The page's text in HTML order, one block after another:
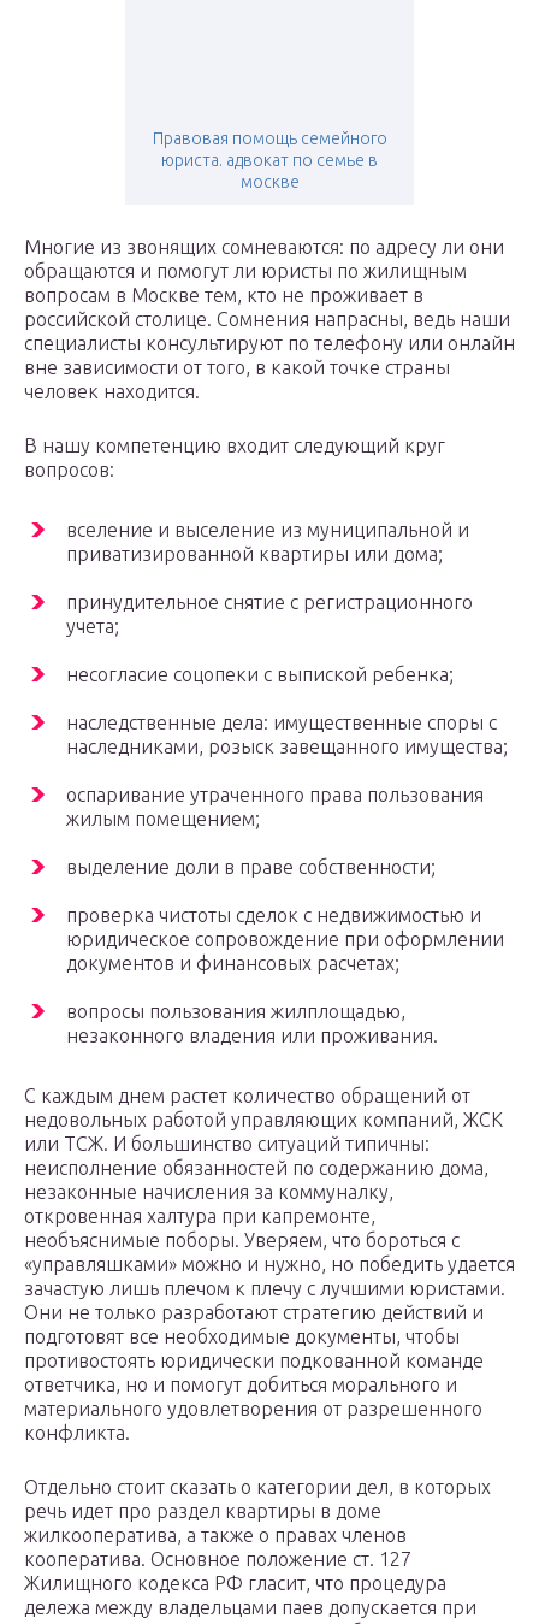
Правовая помощь семейного
юриста. адвокат по семье в
москве
Многие из звонящих сомневаются: по адресу ли они
обращаются и помогут ли юристы по жилищным
вопросам в Москве тем, кто не проживает в
российской столице. Сомнения напрасны, ведь наши
специалисты консультируют по телефону или онлайн
вне зависимости от того, в какой точке страны
человек находится.
В нашу компетенцию входит следующий круг
вопросов:
вселение и выселение из муниципальной и
приватизированной квартиры или дома;
принудительное снятие с регистрационного
учета;
несогласие соцопеки с выпиской ребенка;
наследственные дела: имущественные споры с
наследниками, розыск завещанного имущества;
оспаривание утраченного права пользования
жилым помещением;
выделение доли в праве собственности;
проверка чистоты сделок с недвижимостью и
юридическое сопровождение при оформлении
документов и финансовых расчетах;
вопросы пользования жилплощадью,
незаконного владения или проживания.
С каждым днем растет количество обращений от
недовольных работой управляющих компаний, ЖСК
или ТСЖ. И большинство ситуаций типичны:
неисполнение обязанностей по содержанию дома,
незаконные начисления за коммуналку,
откровенная халтура при капремонте,
необъяснимые поборы. Уверяем, что бороться с
«управляшками» можно и нужно, но победить удается
зачастую лишь плечом к плечу с лучшими юристами.
Они не только разработают стратегию действий и
подготовят все необходимые документы, чтобы
противостоять юридически подкованной команде
ответчика, но и помогут добиться морального и
материального удовлетворения от разрешенного
конфликта.
Отдельно стоит сказать о категории дел, в которых
речь идет про раздел квартиры в доме
жилкооператива, а также о правах членов
кооператива. Основное положение ст. 127
Жилищного кодекса РФ гласит, что процедура
дележа между владельцами паев допускается при